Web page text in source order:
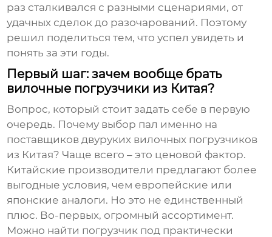
раз сталкивался с разными сценариями, от
удачных сделок до разочарований. Поэтому
решил поделиться тем, что успел увидеть и
понять за эти годы.
Первый шаг: зачем вообще брать
вилочные погрузчики из Китая?
Вопрос, который стоит задать себе в первую
очередь. Почему выбор пал именно на
поставщиков двуруких вилочных погрузчиков
из Китая? Чаще всего – это ценовой фактор.
Китайские производители предлагают более
выгодные условия, чем европейские или
японские аналоги. Но это не единственный
плюс. Во-первых, огромный ассортимент.
Можно найти погрузчик под практически